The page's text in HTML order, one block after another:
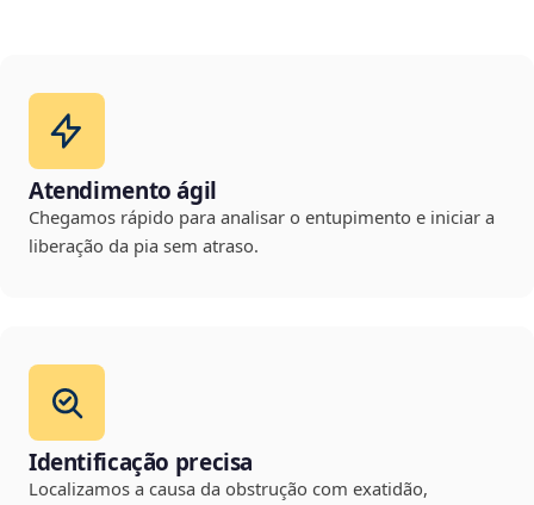
Atendimento ágil
Chegamos rápido para analisar o entupimento e iniciar a
liberação da pia sem atraso.
Identificação precisa
Localizamos a causa da obstrução com exatidão,